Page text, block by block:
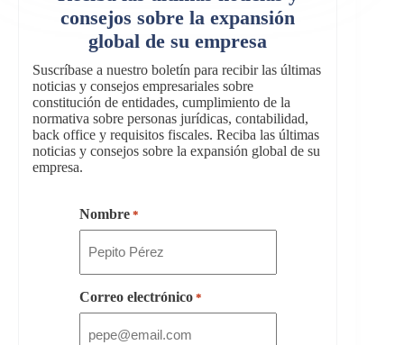
consejos sobre la expansión
global de su empresa
Suscríbase a nuestro boletín para recibir las últimas
noticias y consejos empresariales sobre
constitución de entidades, cumplimiento de la
normativa sobre personas jurídicas, contabilidad,
back office y requisitos fiscales. Reciba las últimas
noticias y consejos sobre la expansión global de su
empresa.
Nombre *
Correo electrónico *